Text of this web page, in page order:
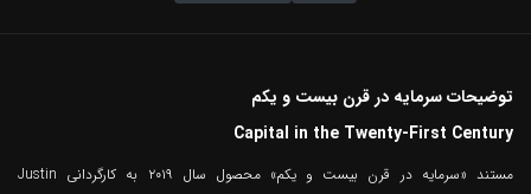
توضیحات سرمایه در قرن بیست و یکم
Capital in the Twenty-First Century
مستند «سرمایه در قرن بیست و یکم» محصول سال ۲۰۱۹ به کارگردانی Justin